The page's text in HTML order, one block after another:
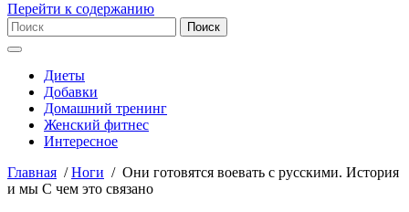
Перейти к содержанию
Диеты
Добавки
Домашний тренинг
Женский фитнес
Интересное
Главная /Ноги / Они готовятся воевать с русскими. История
и мы С чем это связано